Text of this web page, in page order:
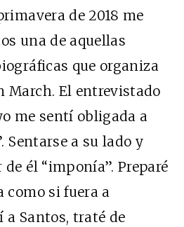
de 2018 me
una de aquellas
que organiza
March. El entrevistado
me sentí obligada a
Sentarse a su lado y
él “imponía”. Preparé
como si fuera a
a Santos, traté de